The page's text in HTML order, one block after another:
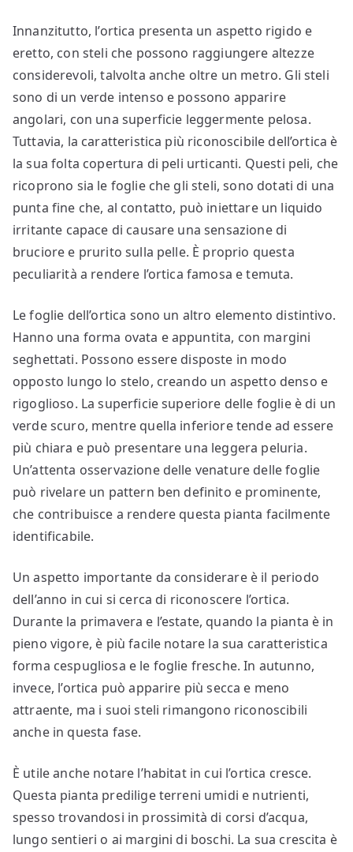
Innanzitutto, l’ortica presenta un aspetto rigido e
eretto, con steli che possono raggiungere altezze
considerevoli, talvolta anche oltre un metro. Gli steli
sono di un verde intenso e possono apparire
angolari, con una superficie leggermente pelosa.
Tuttavia, la caratteristica più riconoscibile dell’ortica è
la sua folta copertura di peli urticanti. Questi peli, che
ricoprono sia le foglie che gli steli, sono dotati di una
punta fine che, al contatto, può iniettare un liquido
irritante capace di causare una sensazione di
bruciore e prurito sulla pelle. È proprio questa
peculiarità a rendere l’ortica famosa e temuta.
Le foglie dell’ortica sono un altro elemento distintivo.
Hanno una forma ovata e appuntita, con margini
seghettati. Possono essere disposte in modo
opposto lungo lo stelo, creando un aspetto denso e
rigoglioso. La superficie superiore delle foglie è di un
verde scuro, mentre quella inferiore tende ad essere
più chiara e può presentare una leggera peluria.
Un’attenta osservazione delle venature delle foglie
può rivelare un pattern ben definito e prominente,
che contribuisce a rendere questa pianta facilmente
identificabile.
Un aspetto importante da considerare è il periodo
dell’anno in cui si cerca di riconoscere l’ortica.
Durante la primavera e l’estate, quando la pianta è in
pieno vigore, è più facile notare la sua caratteristica
forma cespugliosa e le foglie fresche. In autunno,
invece, l’ortica può apparire più secca e meno
attraente, ma i suoi steli rimangono riconoscibili
anche in questa fase.
È utile anche notare l’habitat in cui l’ortica cresce.
Questa pianta predilige terreni umidi e nutrienti,
spesso trovandosi in prossimità di corsi d’acqua,
lungo sentieri o ai margini di boschi. La sua crescita è